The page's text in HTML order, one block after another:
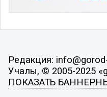
Редакция:
Учалы, © 2005-2025
ПОКАЗАТЬ